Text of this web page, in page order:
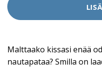
Malttaako kissasi enää
nautapataa? Smilla on